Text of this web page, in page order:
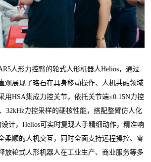
人形力控臂的轮式人形机器人Helios，通过
观展现了珞石在具身移动操作、人机共融领域
用HSA集成力控关节，依托关节端≤0.15N力控
32kHz力控采样的硬核性能，搭配整臂仿人化
计，Helios可实时复现人手精细动作，精准响
柔顺的人机交互，同时全面支持远程操控、零
放轮式人形机器人在工业生产、商业服务等多